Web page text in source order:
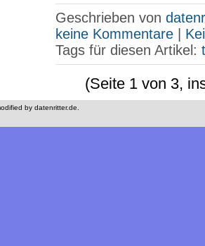
Geschrieben von
keine Kommentare|
Tags für diesen Artikel:
(Seite 1 von 3,
by datenritter.de.